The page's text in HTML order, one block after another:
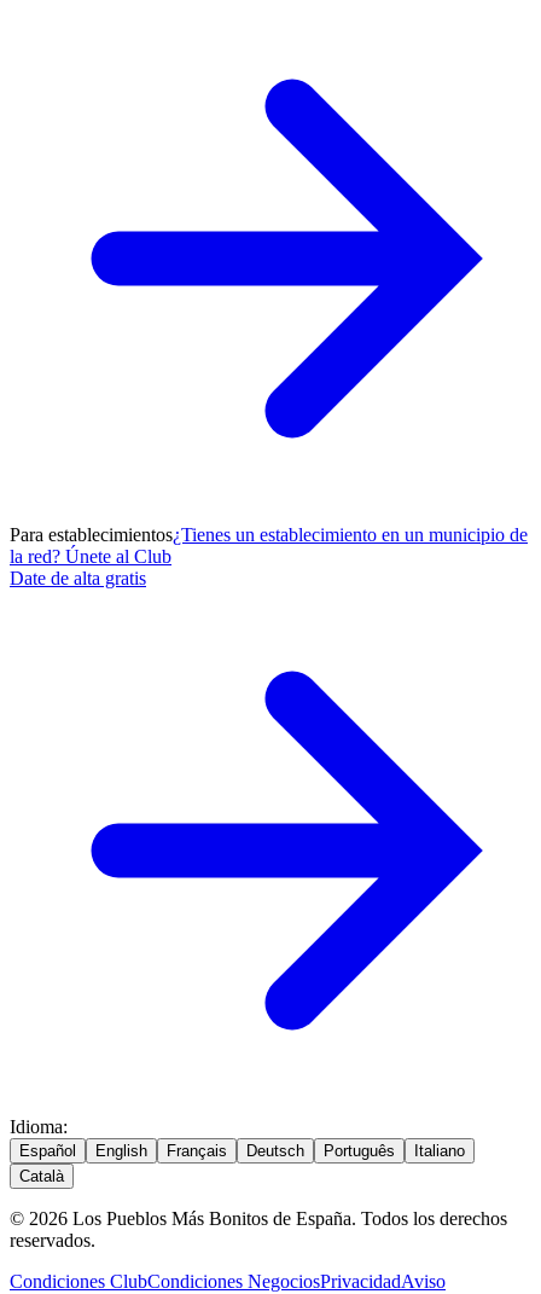
Para establecimientos¿Tienes un establecimiento en un municipio de
la red? Únete al Club
Date de alta gratis
Idioma:
Español English Français Deutsch Português
Italiano
Català
© 2026 Los Pueblos Más Bonitos de España. Todos los derechos
reservados.
Condiciones ClubCondiciones NegociosPrivacidadAviso